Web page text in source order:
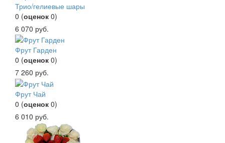
Трио/гелиевые шары
0 (оценок 0)
6 070 руб.
Фрут Гарден
0 (оценок 0)
7 260 руб.
Фрут Чай
0 (оценок 0)
6 010 руб.